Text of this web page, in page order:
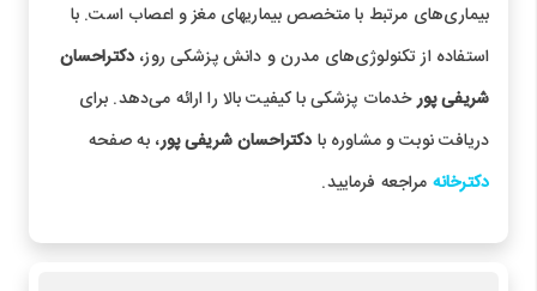
بیماری‌های مرتبط با متخصص بیماریهای مغز و اعصاب است. با
استفاده از تکنولوژی‌های مدرن و دانش پزشکی روز، دکتراحسان
شریفی پورخدمات پزشکی با کیفیت بالا را ارائه می‌دهد. برای
دریافت نوبت و مشاوره با دکتراحسان شریفی پور، به صفحه
دکترخانه مراجعه فرمایید.